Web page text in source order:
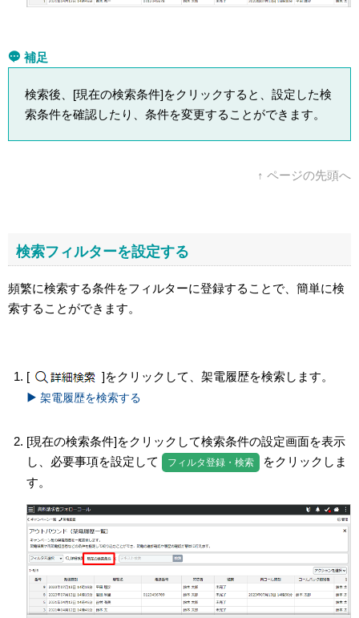
補足
検索後、[現在の検索条件]をクリックすると、設定した検
索条件を確認したり、条件を変更することができます。
↑ ページの先頭へ
検索フィルターを設定する
頻繁に検索する条件をフィルターに登録することで、簡単に検
索することができます。
[ ]をクリックして、架電履歴を検索します。
架電履歴を検索する
[現在の検索条件]をクリックして検索条件の設定画面を表示
し、必要事項を設定して
フィルタ登録・検索
をクリックしま
す。